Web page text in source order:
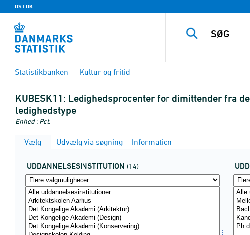
DST.DK
Statistikbanken Kultur og fritid
KUBESK11: Ledighedsprocenter for dimittender fra
ledighedstype
Enhed : Pct.
Vælg Udvælg via søgning Information
UDDANNELSESINSTITUTION (14)